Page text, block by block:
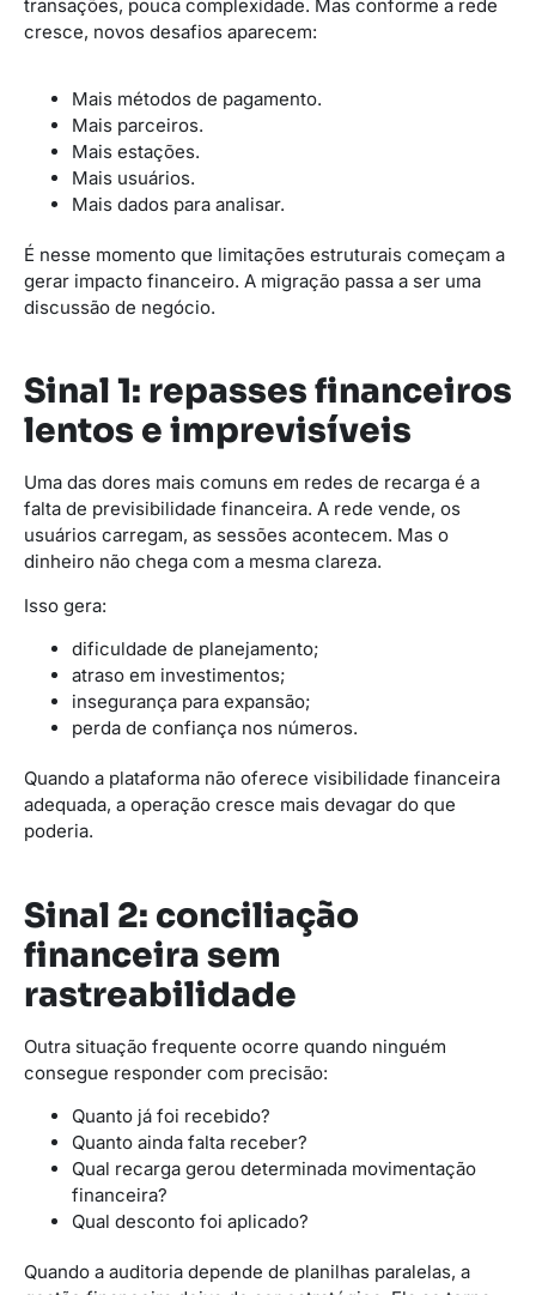
transações, pouca complexidade. Mas conforme a rede
cresce, novos desafios aparecem:
Mais métodos de pagamento.
Mais parceiros.
Mais estações.
Mais usuários.
Mais dados para analisar.
É nesse momento que limitações estruturais começam a
gerar impacto financeiro. A migração passa a ser uma
discussão de negócio.
Sinal 1: repasses financeiros
lentos e imprevisíveis
Uma das dores mais comuns em redes de recarga é a
falta de previsibilidade financeira. A rede vende, os
usuários carregam, as sessões acontecem. Mas o
dinheiro não chega com a mesma clareza.
Isso gera:
dificuldade de planejamento;
atraso em investimentos;
insegurança para expansão;
perda de confiança nos números.
Quando a plataforma não oferece visibilidade financeira
adequada, a operação cresce mais devagar do que
poderia.
Sinal 2: conciliação
financeira sem
rastreabilidade
Outra situação frequente ocorre quando ninguém
consegue responder com precisão:
Quanto já foi recebido?
Quanto ainda falta receber?
Qual recarga gerou determinada movimentação
financeira?
Qual desconto foi aplicado?
Quando a auditoria depende de planilhas paralelas, a